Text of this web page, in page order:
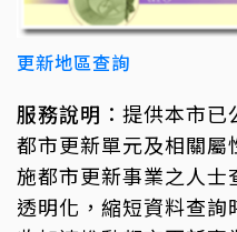
更新地區查詢
服務說明 ：提供本市
都市更新單元及相關
施都市更新事業之人士
透明化，縮短資料查